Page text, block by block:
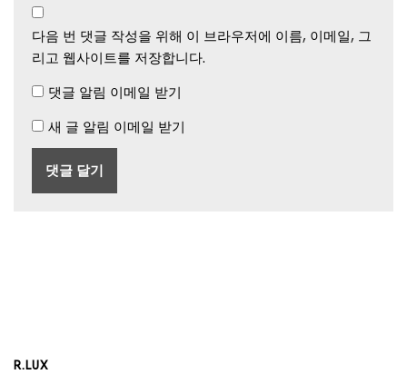
다음 번 댓글 작성을 위해 이 브라우저에 이름, 이메일, 그
리고 웹사이트를 저장합니다.
댓글 알림 이메일 받기
새 글 알림 이메일 받기
R.LUX